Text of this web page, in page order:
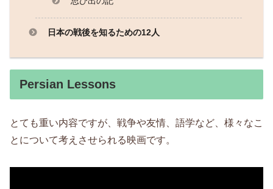
日本の戦後を知るための12人
Persian Lessons
とても重い内容ですが、戦争や友情、語学など、様々なこ
とについて考えさせられる映画です。